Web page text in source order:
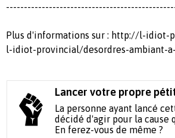
Plus d'informations sur : http://l-idiot-
l-idiot-provincial/desordres-ambiant-
Lancer votre propre
La personne ayant lancé
décidé d'agir pour la cause
En ferez-vous de même ?